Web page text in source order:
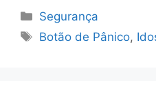
Categorias
Segurança
Tags
Botão de Pânico,